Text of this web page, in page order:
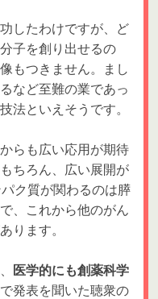
したわけですが、ど
子を創り出せるの
もつきません。まし
など至難の業であっ
法といえそうです。
らも広い応用が期待
ちろん、広い展開が
ク質が関わるのは膵
、これから他のがん
ります。
医学的にも創薬科学
発表を聞いた聴衆の